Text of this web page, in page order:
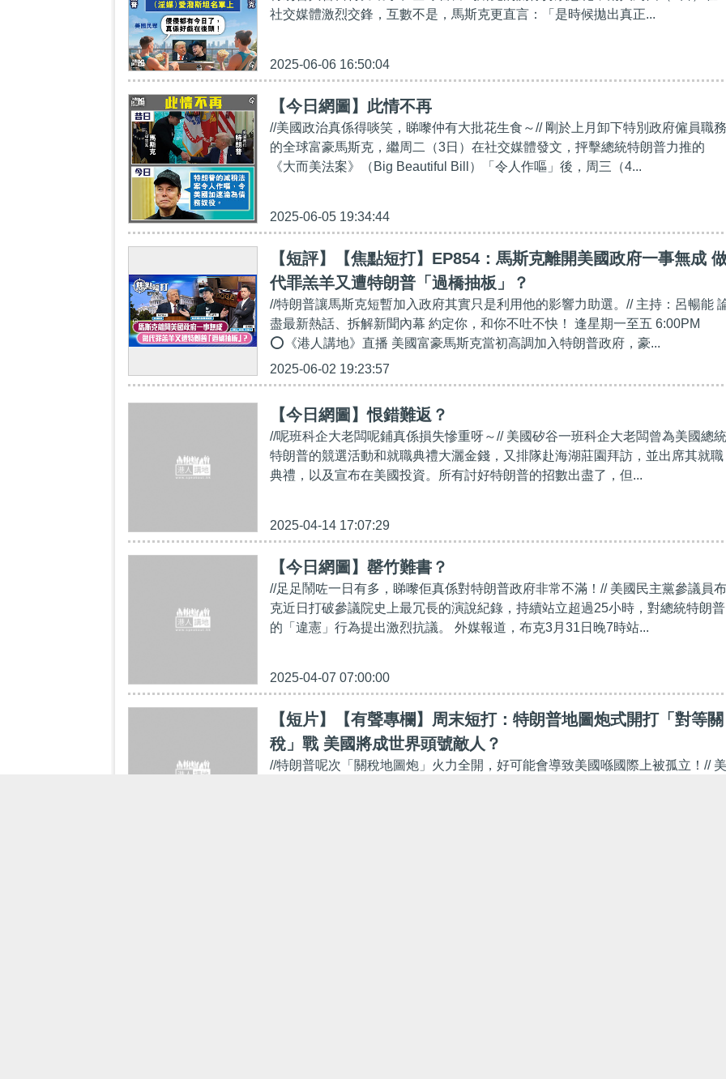
社交媒體激烈交鋒，互數不是，馬斯克更直言：「是時候拋出真正...
2025-06-06 16:50:04
【今日網圖】此情不再
//美國政治真係得啖笑，睇嚟仲有大批花生食～// 剛於上月卸下特別政府僱員職務
的全球富豪馬斯克，繼周二（3日）在社交媒體發文，抨擊總統特朗普力推的
《大而美法案》（Big Beautiful Bill）「令人作嘔」後，周三（4...
2025-06-05 19:34:44
【短評】【焦點短打】EP854：馬斯克離開美國政府一事無成
代罪羔羊又遭特朗普「過橋抽板」？
//特朗普讓馬斯克短暫加入政府其實只是利用他的影響力助選。// 主持：呂暢能
盡最新熱話、拆解新聞內幕 約定你，和你不吐不快！ 逢星期一至五 6:00PM
⭕《港人講地》直播 美國富豪馬斯克當初高調加入特朗普政府，豪...
2025-06-02 19:23:57
【今日網圖】恨錯難返？
//呢班科企大老闆呢鋪真係損失慘重呀～// 美國矽谷一班科企大老闆曾為美國總統
特朗普的競選活動和就職典禮大灑金錢，又排隊赴海湖莊園拜訪，並出席其就職
典禮，以及宣布在美國投資。所有討好特朗普的招數出盡了，但...
2025-04-14 17:07:29
【今日網圖】罄竹難書？
//足足鬧咗一日有多，睇嚟佢真係對特朗普政府非常不滿！// 美國民主黨參議員布
克近日打破參議院史上最冗長的演說紀錄，持續站立超過25小時，對總統特朗普
的「違憲」行為提出激烈抗議。 外媒報道，布克3月31日晚7時站...
2025-04-07 07:00:00
【短片】【有聲專欄】周末短打：特朗普地圖炮式開打「對等關
稅」戰 美國將成世界頭號敵人？
//特朗普呢次「關稅地圖炮」火力全開，好可能會導致美國喺國際上被孤立！// 美